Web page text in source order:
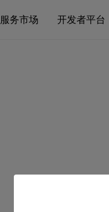
服务市场 开发者平台